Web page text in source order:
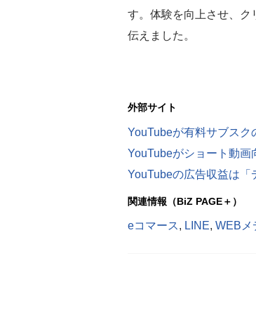
す。体験を向上させ、ク
伝えました。
外部サイト
YouTubeが有料サブスク
関連情報（BiZ PAGE＋）
eコマース, LINE, WEBメ